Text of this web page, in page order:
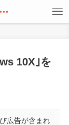
10X｣を
広告が含まれ